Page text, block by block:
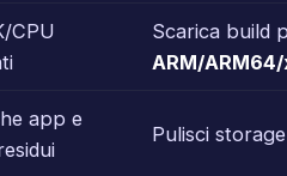
CPU
Scarica build
ARM/
app e
Pulisci